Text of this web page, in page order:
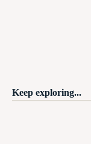
Keep exploring...